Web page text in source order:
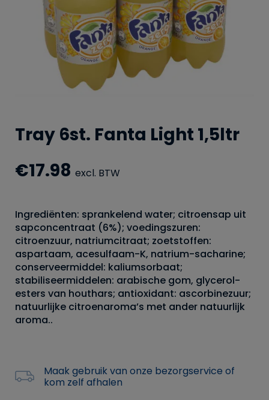
Tray 6st. Fanta Light 1,5ltr
€17.98 excl. BTW
Ingrediënten: sprankelend water; citroensap uit
sapconcentraat (6%); voedingszuren:
citroenzuur, natriumcitraat; zoetstoffen:
aspartaam, acesulfaam-K, natrium-sacharine;
conserveermiddel: kaliumsorbaat;
stabiliseermiddelen: arabische gom, glycerol-
esters van houthars; antioxidant: ascorbinezuur;
natuurlijke citroenaroma’s met ander natuurlijk
aroma..
Maak gebruik van onze bezorgservice of
kom zelf afhalen